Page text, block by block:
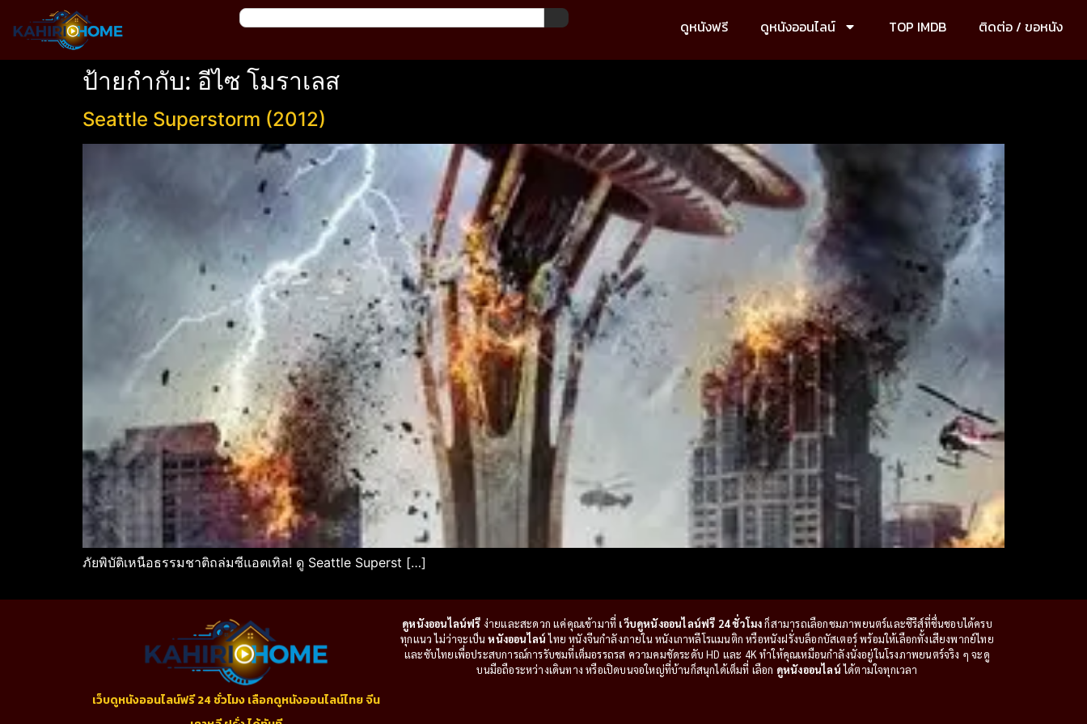
ดูหนังฟรี ดูหนังออนไลน์ TOP IMDB ติดต่อ / ขอหนัง
ป้ายกำกับ: อีไซ โมราเลส
Seattle Superstorm (2012)
ภัยพิบัติเหนือธรรมชาติถล่มซีแอตเทิล! ดู Seattle Superst […]
เว็บดูหนังออนไลน์ฟรี 24 ชั่วโมง เลือกดูหนังออนไลน์ไทย จีน
ดูหนังออนไลน์ฟรี ง่ายและสะดวก แค่คุณเข้ามาที่ เว็บดูหนังออนไลน์ฟรี 24 ชั่วโมงก็สามารถเลือกชมภาพยนตร์และซีรีส์ที่ชื่นชอบได้ครบ
ทุกแนว ไม่ว่าจะเป็นหนังออนไลน์ไทย หนังจีนกำลังภายใน หนังเกาหลีโรแมนติก หรือหนังฝรั่งบล็อกบัสเตอร์ พร้อมให้เลือกทั้งเสียงพากย์ไทย
และซับไทยเพื่อประสบการณ์การรับชมที่เต็มอรรถรส ความคมชัดระดับ HD และ 4K ทำให้คุณเหมือนกำลังนั่งอยู่ในโรงภาพยนตร์จริง ๆ จะดู
บนมือถือระหว่างเดินทาง หรือเปิดบนจอใหญ่ที่บ้านก็สนุกได้เต็มที่ เลือก ดูหนังออนไลน์ได้ตามใจทุกเวลา